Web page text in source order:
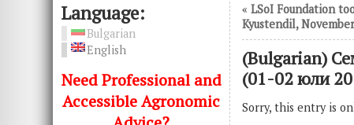
Language:
Bulgarian
English
Need Professional and
Accessible Agronomic
«LSoI Foundation
Kyustendil,
(Bulgarian)
(01-02 юли
Sorry, this entry is